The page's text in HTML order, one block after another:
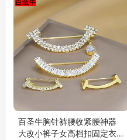
百圣牛胸针裤腰收紧腰神器
大改小裤子女高档扣固定衣